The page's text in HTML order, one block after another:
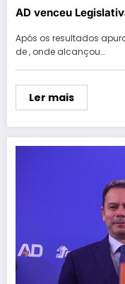
AD venceu
Após os resultados
de , onde alcançou…
Ler mais